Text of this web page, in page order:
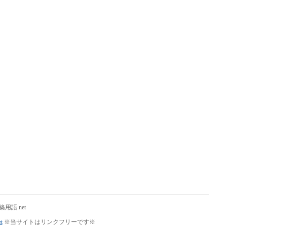
用語.net
※当サイトはリンクフリーです※